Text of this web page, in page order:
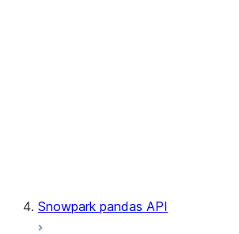
Snowpark pandas API